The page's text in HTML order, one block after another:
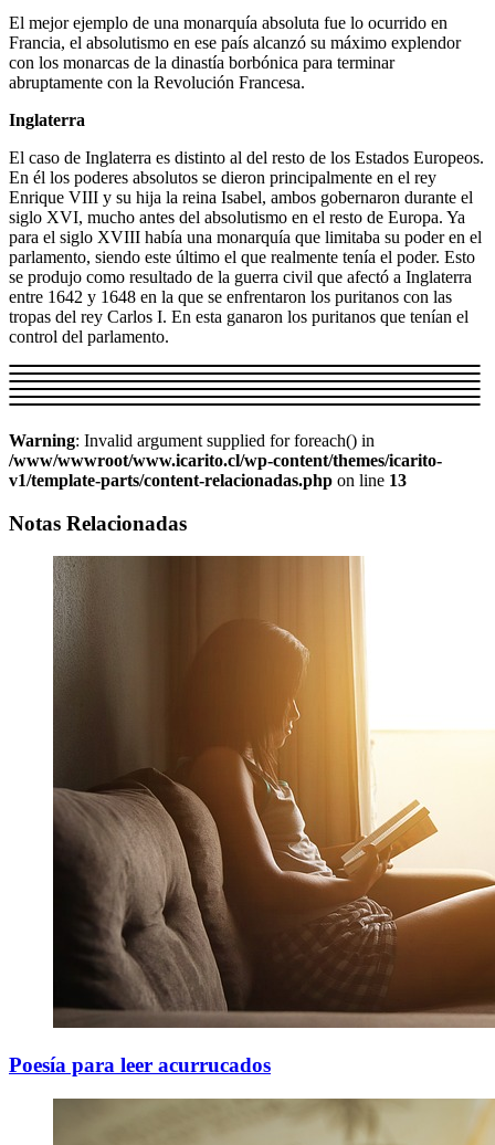
El mejor ejemplo de una monarquía absoluta fue lo ocurrido en
Francia, el absolutismo en ese país alcanzó su máximo explendor
con los monarcas de la dinastía borbónica para terminar
abruptamente con la Revolución Francesa.
Inglaterra
El caso de Inglaterra es distinto al del resto de los Estados Europeos.
En él los poderes absolutos se dieron principalmente en el rey
Enrique VIII y su hija la reina Isabel, ambos gobernaron durante el
siglo XVI, mucho antes del absolutismo en el resto de Europa. Ya
para el siglo XVIII había una monarquía que limitaba su poder en el
parlamento, siendo este último el que realmente tenía el poder. Esto
se produjo como resultado de la guerra civil que afectó a Inglaterra
entre 1642 y 1648 en la que se enfrentaron los puritanos con las
tropas del rey Carlos I. En esta ganaron los puritanos que tenían el
control del parlamento.
Warning: Invalid argument supplied for foreach() in
/www/wwwroot/www.icarito.cl/wp-content/themes/icarito-
v1/template-parts/content-relacionadas.php on line 13
Notas Relacionadas
Poesía para leer acurrucados